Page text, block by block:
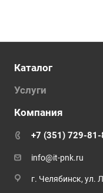
Каталог
Услуги
Компания
+7 (351) 729-81-
info@it-pnk.ru
г. Челябинск, ул.